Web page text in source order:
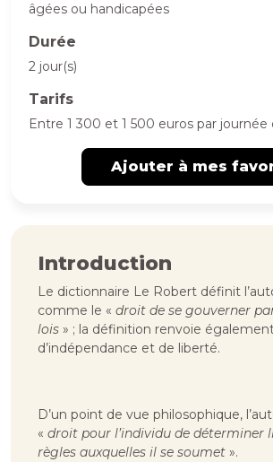
âgées ou handicapées
Durée
2 jour(s)
Tarifs
Entre 1 300 et 1 500 euros par
Ajouter à mes
Introduction
Le dictionnaire Le Robert définit
comme le « droit de se gouverner
lois » ; la définition renvoie
d’indépendance et de liberté.
D’un point de vue philosophique,
« droit pour l’individu de déterminer
règles auxquelles il se soumet ».